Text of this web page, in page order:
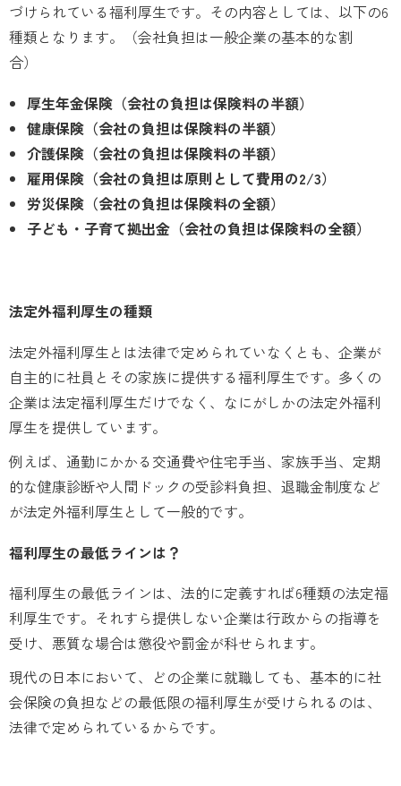
づけられている福利厚生です。その内容としては、以下の6
種類となります。（会社負担は一般企業の基本的な割
合）
厚生年金保険（会社の負担は保険料の半額）
健康保険（会社の負担は保険料の半額）
介護保険（会社の負担は保険料の半額）
雇用保険（会社の負担は原則として費用の2/3）
労災保険（会社の負担は保険料の全額）
子ども・子育て拠出金（会社の負担は保険料の全額）
法定外福利厚生の種類
法定外福利厚生とは法律で定められていなくとも、企業が
自主的に社員とその家族に提供する福利厚生です。多くの
企業は法定福利厚生だけでなく、なにがしかの法定外福利
厚生を提供しています。
例えば、通勤にかかる交通費や住宅手当、家族手当、定期
的な健康診断や人間ドックの受診料負担、退職金制度など
が法定外福利厚生として一般的です。
福利厚生の最低ラインは？
福利厚生の最低ラインは、法的に定義すれば6種類の法定福
利厚生です。それすら提供しない企業は行政からの指導を
受け、悪質な場合は懲役や罰金が科せられます。
現代の日本において、どの企業に就職しても、基本的に社
会保険の負担などの最低限の福利厚生が受けられるのは、
法律で定められているからです。